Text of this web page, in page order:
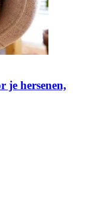
je hersenen,